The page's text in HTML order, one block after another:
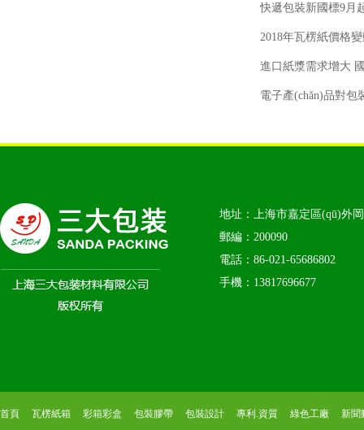
快遞包裝新國標9月
2018年瓦楞紙價格
進口紙漿需求增大
電子產(chǎn)品對包
地址：上海市嘉定區(qū)外
郵編：200090
電話：86-021-65686802
手機：13817696677
首頁 瓦楞紙箱 彩箱彩盒 包裝膠帶 包裝設計 專利.資質 綠色工廠 新聞